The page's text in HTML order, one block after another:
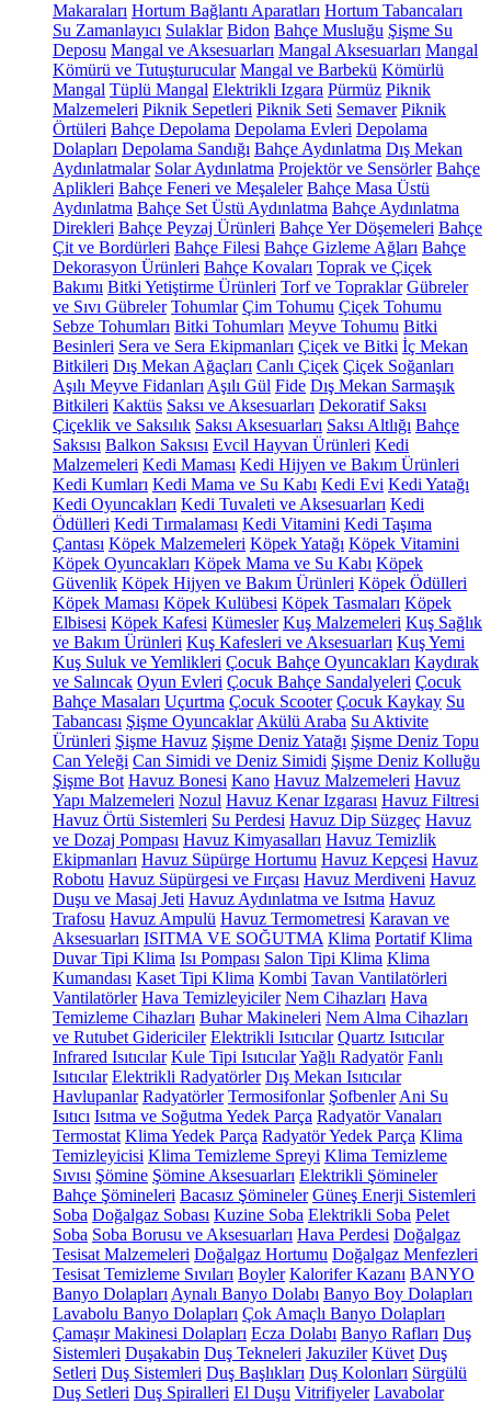
Makaraları Hortum Bağlantı Aparatları Hortum Tabancaları
Su Zamanlayıcı Sulaklar Bidon Bahçe Musluğu Şişme Su
Deposu Mangal ve Aksesuarları Mangal Aksesuarları Mangal
Kömürü ve Tutuşturucular Mangal ve Barbekü Kömürlü
Mangal Tüplü Mangal Elektrikli Izgara Pürmüz Piknik
Malzemeleri Piknik Sepetleri Piknik Seti Semaver Piknik
Örtüleri Bahçe Depolama Depolama Evleri Depolama
Dolapları Depolama Sandığı Bahçe Aydınlatma Dış Mekan
Aydınlatmalar Solar Aydınlatma Projektör ve Sensörler Bahçe
Aplikleri Bahçe Feneri ve Meşaleler Bahçe Masa Üstü
Aydınlatma Bahçe Set Üstü Aydınlatma Bahçe Aydınlatma
Direkleri Bahçe Peyzaj Ürünleri Bahçe Yer Döşemeleri Bahçe
Çit ve Bordürleri Bahçe Filesi Bahçe Gizleme Ağları Bahçe
Dekorasyon Ürünleri Bahçe Kovaları Toprak ve Çiçek
Bakımı Bitki Yetiştirme Ürünleri Torf ve Topraklar Gübreler
ve Sıvı Gübreler Tohumlar Çim Tohumu Çiçek Tohumu
Sebze Tohumları Bitki Tohumları Meyve Tohumu Bitki
Besinleri Sera ve Sera Ekipmanları Çiçek ve Bitki İç Mekan
Bitkileri Dış Mekan Ağaçları Canlı Çiçek Çiçek Soğanları
Aşılı Meyve Fidanları Aşılı Gül Fide Dış Mekan Sarmaşık
Bitkileri Kaktüs Saksı ve Aksesuarları Dekoratif Saksı
Çiçeklik ve Saksılık Saksı Aksesuarları Saksı Altlığı Bahçe
Saksısı Balkon Saksısı Evcil Hayvan Ürünleri Kedi
Malzemeleri Kedi Maması Kedi Hijyen ve Bakım Ürünleri
Kedi Kumları Kedi Mama ve Su Kabı Kedi Evi Kedi Yatağı
Kedi Oyuncakları Kedi Tuvaleti ve Aksesuarları Kedi
Ödülleri Kedi Tırmalaması Kedi Vitamini Kedi Taşıma
Çantası Köpek Malzemeleri Köpek Yatağı Köpek Vitamini
Köpek Oyuncakları Köpek Mama ve Su Kabı Köpek
Güvenlik Köpek Hijyen ve Bakım Ürünleri Köpek Ödülleri
Köpek Maması Köpek Kulübesi Köpek Tasmaları Köpek
Elbisesi Köpek Kafesi Kümesler Kuş Malzemeleri Kuş Sağlık
ve Bakım Ürünleri Kuş Kafesleri ve Aksesuarları Kuş Yemi
Kuş Suluk ve Yemlikleri Çocuk Bahçe Oyuncakları Kaydırak
ve Salıncak Oyun Evleri Çocuk Bahçe Sandalyeleri Çocuk
Bahçe Masaları Uçurtma Çocuk Scooter Çocuk Kaykay Su
Tabancası Şişme Oyuncaklar Akülü Araba Su Aktivite
Ürünleri Şişme Havuz Şişme Deniz Yatağı Şişme Deniz Topu
Can Yeleği Can Simidi ve Deniz Simidi Şişme Deniz Kolluğu
Şişme Bot Havuz Bonesi Kano Havuz Malzemeleri Havuz
Yapı Malzemeleri Nozul Havuz Kenar Izgarası Havuz Filtresi
Havuz Örtü Sistemleri Su Perdesi Havuz Dip Süzgeç Havuz
ve Dozaj Pompası Havuz Kimyasalları Havuz Temizlik
Ekipmanları Havuz Süpürge Hortumu Havuz Kepçesi Havuz
Robotu Havuz Süpürgesi ve Fırçası Havuz Merdiveni Havuz
Duşu ve Masaj Jeti Havuz Aydınlatma ve Isıtma Havuz
Trafosu Havuz Ampulü Havuz Termometresi Karavan ve
Aksesuarları ISITMA VE SOĞUTMA Klima Portatif Klima
Duvar Tipi Klima Isı Pompası Salon Tipi Klima Klima
Kumandası Kaset Tipi Klima Kombi Tavan Vantilatörleri
Vantilatörler Hava Temizleyiciler Nem Cihazları Hava
Temizleme Cihazları Buhar Makineleri Nem Alma Cihazları
ve Rutubet Gidericiler Elektrikli Isıtıcılar Quartz Isıtıcılar
Infrared Isıtıcılar Kule Tipi IsıtıcılarYağlı Radyatör Fanlı
Isıtıcılar Elektrikli Radyatörler Dış Mekan Isıtıcılar
Havlupanlar Radyatörler Termosifonlar Şofbenler Ani Su
Isıtıcı Isıtma ve Soğutma Yedek Parça Radyatör Vanaları
Termostat Klima Yedek Parça Radyatör Yedek Parça Klima
Temizleyicisi Klima Temizleme Spreyi Klima Temizleme
Sıvısı Şömine Şömine Aksesuarları Elektrikli Şömineler
Bahçe Şömineleri Bacasız Şömineler Güneş Enerji Sistemleri
Soba Doğalgaz Sobası Kuzine Soba Elektrikli Soba Pelet
Soba Soba Borusu ve Aksesuarları Hava Perdesi Doğalgaz
Tesisat Malzemeleri Doğalgaz Hortumu Doğalgaz Menfezleri
Tesisat Temizleme Sıvıları Boyler Kalorifer Kazanı BANYO
Banyo Dolapları Aynalı Banyo Dolabı Banyo Boy Dolapları
Lavabolu Banyo Dolapları Çok Amaçlı Banyo Dolapları
Çamaşır Makinesi Dolapları Ecza Dolabı Banyo Rafları Duş
Sistemleri Duşakabin Duş Tekneleri Jakuziler Küvet Duş
Setleri Duş Sistemleri Duş Başlıkları Duş Kolonları Sürgülü
Duş Setleri Duş Spiralleri El Duşu Vitrifiyeler Lavabolar